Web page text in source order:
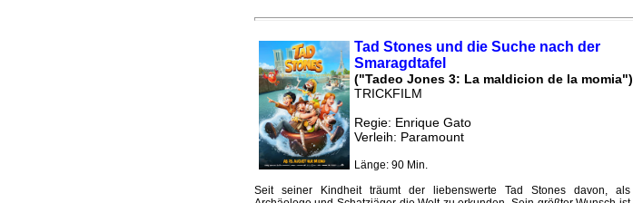
Tad Stones und die Suche nach der
Smaragdtafel
("Tadeo Jones 3: La maldicion de la momia")
TRICKFILM
Regie: Enrique Gato
Verleih: Paramount
Länge: 90 Min.
Seit seiner Kindheit träumt der liebenswerte Tad Stones davon, als